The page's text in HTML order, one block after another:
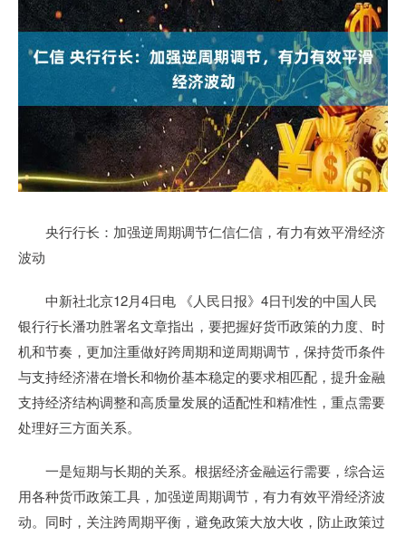
央行行长：加强逆周期调节仁信仁信，有力有效平滑经济
波动
中新社北京12月4日电 《人民日报》4日刊发的中国人民
银行行长潘功胜署名文章指出，要把握好货币政策的力度、时
机和节奏，更加注重做好跨周期和逆周期调节，保持货币条件
与支持经济潜在增长和物价基本稳定的要求相匹配，提升金融
支持经济结构调整和高质量发展的适配性和精准性，重点需要
处理好三方面关系。
一是短期与长期的关系。根据经济金融运行需要，综合运
用各种货币政策工具，加强逆周期调节，有力有效平滑经济波
动。同时，关注跨周期平衡，避免政策大放大收，防止政策过